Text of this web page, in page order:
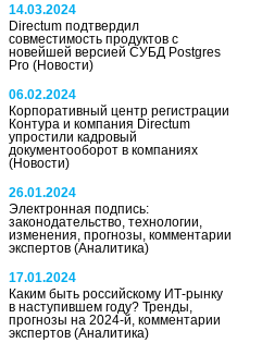
14.03.2024
Directum подтвердил
совместимость продуктов с
новейшей версией СУБД Postgres
Pro(Новости)
06.02.2024
Корпоративный центр регистрации
Контура и компания Directum
упростили кадровый
документооборот в компаниях
(Новости)
26.01.2024
Электронная подпись:
законодательство, технологии,
изменения, прогнозы, комментарии
экспертов(Аналитика)
17.01.2024
Каким быть российскому ИТ-рынку
в наступившем году? Тренды,
прогнозы на 2024-й, комментарии
экспертов(Аналитика)